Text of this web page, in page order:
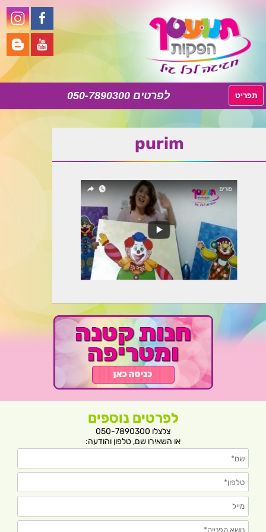
050-7890300 תפריט
לתוכן
purim
לפרטים נוספים
צלצלו 050-7890300
או השאירו שם, טלפון והודעה: